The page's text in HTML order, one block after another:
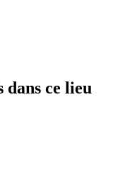
dans ce lieu